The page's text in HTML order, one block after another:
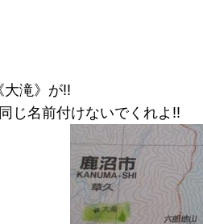
滝》が!!
じ名前付けないでくれよ!!